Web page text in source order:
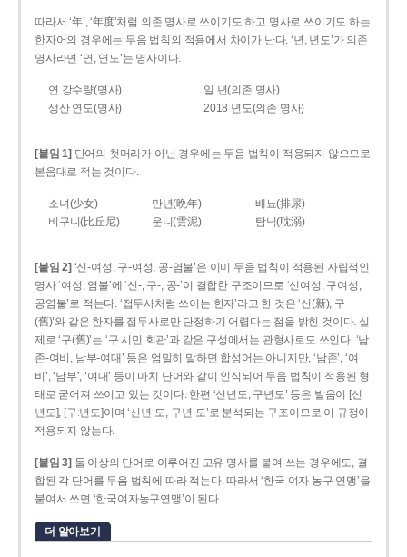
따라서 ‘年’, ‘年度’처럼 의존 명사로 쓰이기도 하고 명사로 쓰이기도 하는
한자어의 경우에는 두음 법칙의 적용에서 차이가 난다. ‘년, 년도’가 의존
명사라면 ‘연, 연도’는 명사이다.
연 강수량(명사)
일 년(의존 명사)
생산 연도(명사)
2018 년도(의존 명사)
[붙임 1] 단어의 첫머리가 아닌 경우에는 두음 법칙이 적용되지 않으므로
본음대로 적는 것이다.
소녀(少女) 만년(晩年)
배뇨(排尿)
비구니(比丘尼)
운니(雲泥) 탐닉(耽溺)
[붙임 2] ‘신-여성, 구-여성, 공-염불’은 이미 두음 법칙이 적용된 자립적인
명사 ‘여성, 염불’에 ‘신-, 구-, 공-’이 결합한 구조이므로 ‘신여성, 구여성,
공염불’로 적는다. ‘접두사처럼 쓰이는 한자’라고 한 것은 ‘신(新), 구
(舊)’와 같은 한자를 접두사로만 단정하기 어렵다는 점을 밝힌 것이다. 실
제로 ‘구(舊)’는 ‘구 시민 회관’과 같은 구성에서는 관형사로도 쓰인다. ‘남
존­-여비, 남부-­여대’ 등은 엄밀히 말하면 합성어는 아니지만, ‘남존’, ‘여
비’, ‘남부’, ‘여대’ 등이 마치 단어와 같이 인식되어 두음 법칙이 적용된 형
태로 굳어져 쓰이고 있는 것이다. 한편 ‘신년도, 구년도’ 등은 발음이 [신
년도], [구ː년도]이며 ‘신년­-도, 구년-­도’로 분석되는 구조이므로 이 규정이
적용되지 않는다.
[붙임 3] 둘 이상의 단어로 이루어진 고유 명사를 붙여 쓰는 경우에도, 결
합된 각 단어를 두음 법칙에 따라 적는다. 따라서 ‘한국 여자 농구 연맹’을
붙여서 쓰면 ‘한국여자농구연맹’이 된다.
더 알아보기